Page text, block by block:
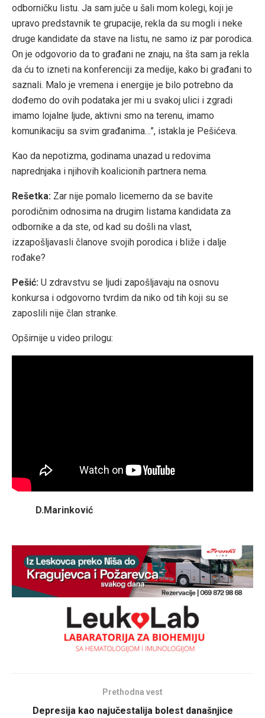
odborničku listu. Ja sam juče u šali mom kolegi, koji je
upravo predstavnik te grupacije, rekla da su mogli i neke
druge kandidate da stave na listu, ne samo iz par porodica.
On je odgovorio da to građani ne znaju, na šta sam ja rekla
da ću to izneti na konferenciji za medije, kako bi građani to
saznali. Malo je vremena i energije je bilo potrebno da
dođemo do ovih podataka jer mi u svakoj ulici i zgradi
imamo lojalne ljude, aktivni smo na terenu, imamo
komunikaciju sa svim građanima…”, istakla je Pešićeva.
Kao da nepotizma, godinama unazad u redovima
naprednjaka i njihovih koalicionih partnera nema.
Rešetka: Zar nije pomalo licemerno da se bavite
porodičnim odnosima na drugim listama kandidata za
odbornike a da ste, od kad su došli na vlast,
izzapošljavasli članove svojih porodica i bliže i dalje
rođake?
Pešić: U zdravstvu se ljudi zapošljavaju na osnovu
konkursa i odgovorno tvrdim da niko od tih koji su se
zaposlili nije član stranke.
Opširnije u video prilogu:
D.Marinković
Prethodna vest
Depresija kao najučestalija bolest današnjice